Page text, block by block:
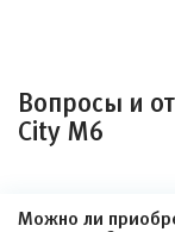
Вопросы и
City M6
Можно ли